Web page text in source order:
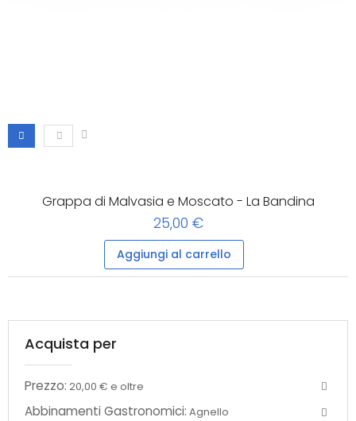
Grappa di Malvasia e Moscato - La Bandina
25,00 €
Aggiungi al carrello
Acquista per
Prezzo: 20,00 € e oltre
Abbinamenti Gastronomici: Agnello